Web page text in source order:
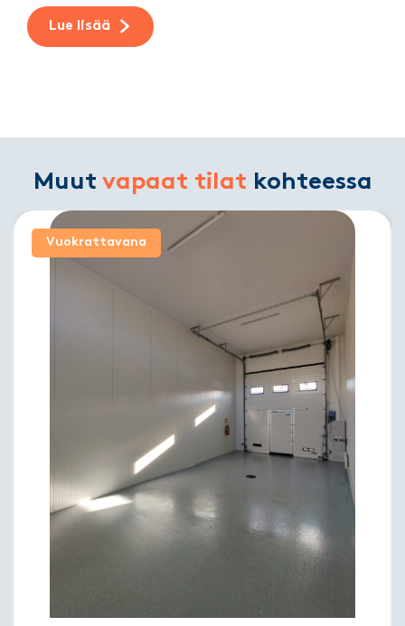
Lue lisää
Muut vapaat tilat kohteessa
Vuokrattavana